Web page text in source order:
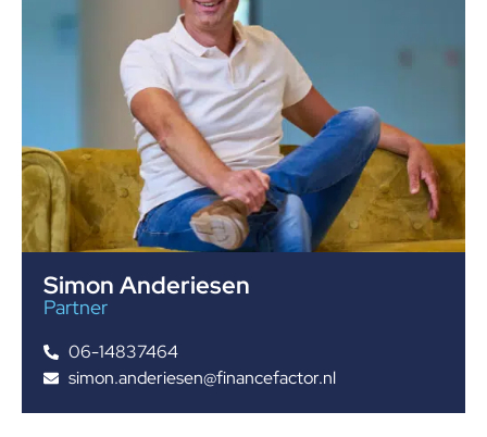
Simon Anderiesen
Partner
06-14837464
simon.anderiesen@financefactor.nl